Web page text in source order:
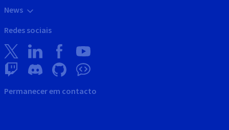
News
Redes sociais
Permanecer em contacto